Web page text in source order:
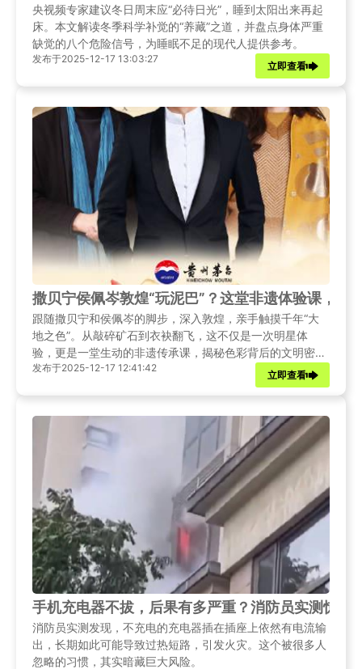
央视频专家建议冬日周末应“必待日光”，睡到太阳出来再起
床。本文解读冬季科学补觉的“养藏”之道，并盘点身体严重
缺觉的八个危险信号，为睡眠不足的现代人提供参考。
发布于2025-12-17 13:03:27
立即查看
撒贝宁侯佩岑敦煌“玩泥巴”？这堂非遗体验课，教
跟随撒贝宁和侯佩岑的脚步，深入敦煌，亲手触摸千年“大
地之色”。从敲碎矿石到衣袂翻飞，这不仅是一次明星体
验，更是一堂生动的非遗传承课，揭秘色彩背后的文明密
码。
发布于2025-12-17 12:41:42
立即查看
手机充电器不拔，后果有多严重？消防员实测惊呆
消防员实测发现，不充电的充电器插在插座上依然有电流输
出，长期如此可能导致过热短路，引发火灾。这个被很多人
忽略的习惯，其实暗藏巨大风险。